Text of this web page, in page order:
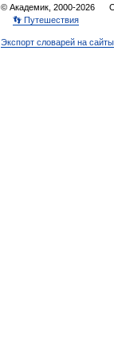
© Академик, 2000-2026
👣 Путешествия
Экспорт словарей на сайты